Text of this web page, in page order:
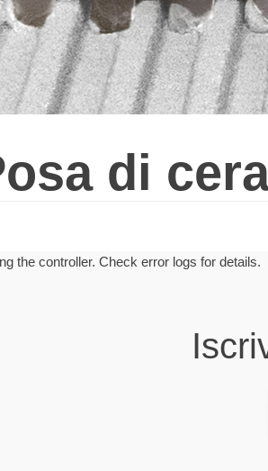
di
the controller. Check error logs for details.